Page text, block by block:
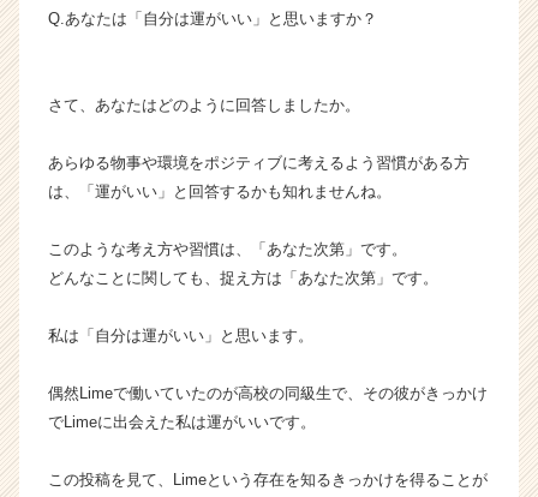
ア
リ
（C
e
r
C
r
r）
Q.あなたは「自分は運がいい」と思いますか？
さて、あなたはどのように回答しましたか。
あらゆる物事や環境をポジティブに考えるよう習慣がある方
は、「運がいい」と回答するかも知れませんね。
このような考え方や習慣は、「あなた次第」です。
どんなことに関しても、捉え方は「あなた次第」です。
私は「自分は運がいい」と思います。
偶然Limeで働いていたのが高校の同級生で、その彼がきっかけ
でLimeに出会えた私は運がいいです。
この投稿を見て、Limeという存在を知るきっかけを得ることが